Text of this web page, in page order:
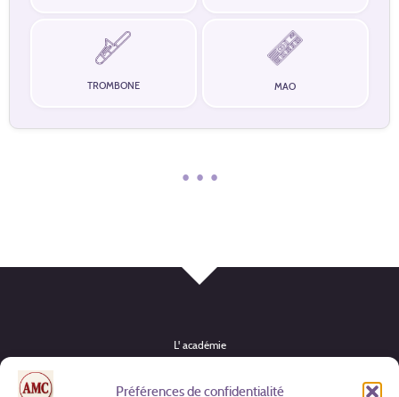
Préférences de confidentialité
TROMBONE MAO
• • •
L' académie